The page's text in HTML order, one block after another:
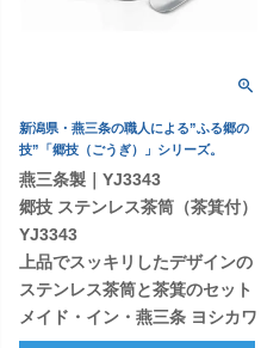
新潟県・燕三条の職人による”ふる郷の
技”「郷技（ごうぎ）」シリーズ。
燕三条製｜YJ3343
郷技 ステンレス茶筒（茶箕付）
YJ3343
上品でスッキリしたデザインの
ステンレス茶筒と茶箕のセット
メイド・イン・燕三条 ヨシカワ